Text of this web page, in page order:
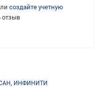
создайте учетную
отзыв
, ИНФИНИТИ